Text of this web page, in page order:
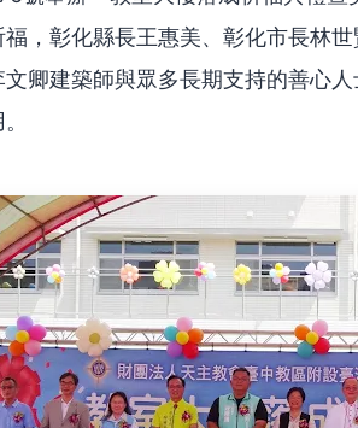
，彰化縣長王惠美、彰化市長林
卿建築師與眾多長期支持的善心